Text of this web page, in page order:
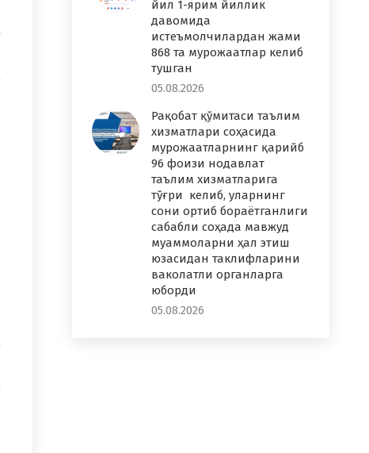
йил 1-ярим йиллик
давомида
истеъмолчилардан жами
868 та мурожаатлар келиб
тушган
05.08.2026
Рақобат қўмитаси таълим
хизматлари соҳасида
мурожаатларнинг қарийб
96 фоизи нодавлат
таълим хизматларига
тўғри келиб, уларнинг
сони ортиб бораётганлиги
сабабли соҳада мавжуд
муаммоларни ҳал этиш
юзасидан таклифларини
ваколатли органларга
юборди
05.08.2026